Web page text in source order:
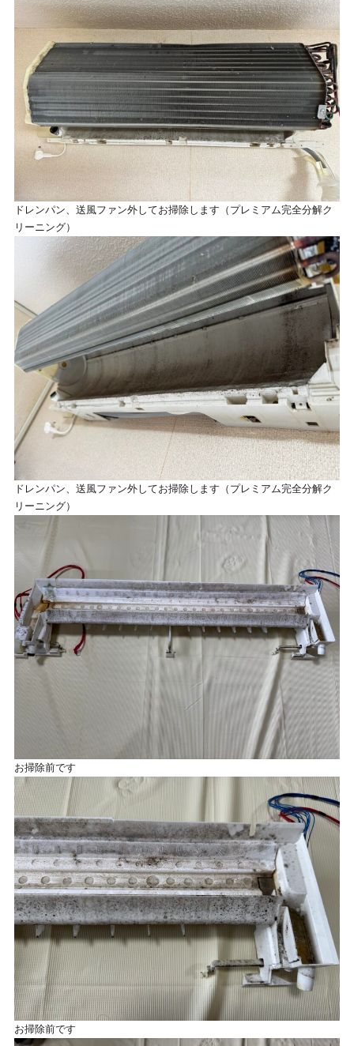
ドレンパン、送風ファン外してお掃除します（プレミアム完全分解ク
リーニング）
ドレンパン、送風ファン外してお掃除します（プレミアム完全分解ク
リーニング）
お掃除前です
お掃除前です